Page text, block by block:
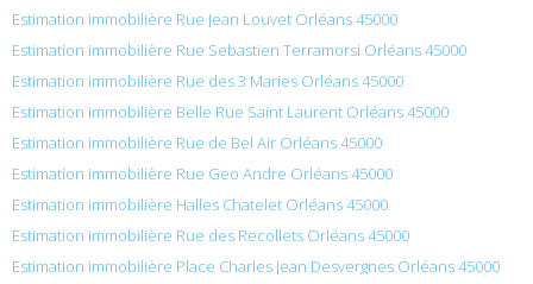
Estimation immobilière Rue Jean Louvet Orléans 45000
Estimation immobilière Rue Sebastien Terramorsi Orléans 45000
Estimation immobilière Rue des 3 Maries Orléans 45000
Estimation immobilière Belle Rue Saint Laurent Orléans 45000
Estimation immobilière Rue de Bel Air Orléans 45000
Estimation immobilière Rue Geo Andre Orléans 45000
Estimation immobilière Halles Chatelet Orléans 45000
Estimation immobilière Rue des Recollets Orléans 45000
Estimation immobilière Place Charles Jean Desvergnes Orléans 45000